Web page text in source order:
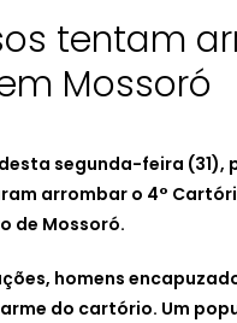
tentam
Mossoró
segunda-feira (31),
arrombar o 4°
de Mossoró.
homens
do cartório. Um